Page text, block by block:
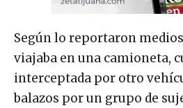
Según lo reportaron
viajaba en una camioneta,
interceptada por otro
balazos por un grupo de